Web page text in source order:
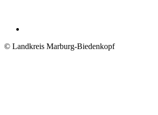
© Landkreis Marburg-Biedenkopf